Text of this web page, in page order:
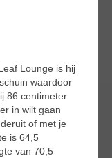
Lounge is hij
waardoor
86 centimeter
in wilt gaan
of met je
is 64,5
van 70,5